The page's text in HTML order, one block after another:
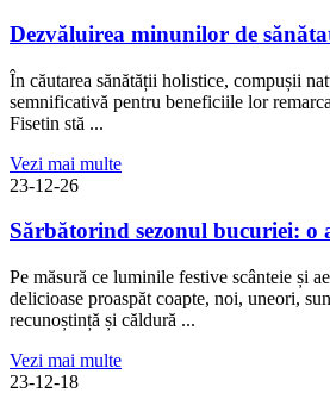
Dezvăluirea minunilor de
În căutarea sănătății holistice, compușii
semnificativă pentru beneficiile lor
Fisetin stă ...
Vezi mai multe
23-12-26
Sărbătorind sezonul bucuriei: o
Pe măsură ce luminile festive scânteie și
delicioase proaspăt coapte, noi, uneori,
recunoștință și căldură ...
Vezi mai multe
23-12-18